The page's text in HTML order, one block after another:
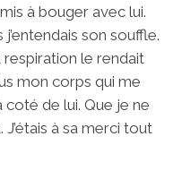
à bouger avec lui.
son souffle.
respiration le rendait
mon corps qui me
coté de lui. Que je ne
J’étais à sa merci tout